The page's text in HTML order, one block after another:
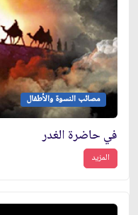
مصائب النسوة والأطفال
في حاضرة الغدر
المزيد